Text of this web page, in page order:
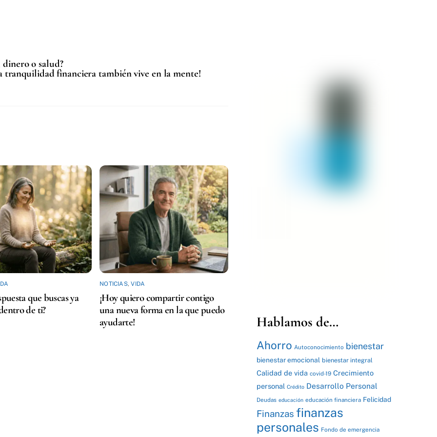
dinero o salud?
tranquilidad financiera también vive en la mente!
que buscas ya
de ti?
NOTICIAS,VIDA
¡Hoy quiero compartir contigo
una nueva forma en la que puedo
ayudarte!
Hablamos de…
Ahorro Autoconocimiento bienestar
bienestar emocional bienestar integral
Calidad de vida covid-19 Crecimiento
personal Crédito Desarrollo Personal
Deudas educación educación financiera Felicidad
Finanzas finanzas
personales Fondo de emergencia